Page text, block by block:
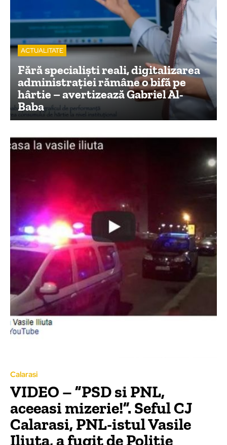
ACTUALITATE
Fără specialiști reali, digitalizarea
administrației rămâne o bifă pe
hârtie – avertizează Gabriel Al-
Baba
Calarasi
VIDEO – ”PSD si PNL,
aceeasi mizerie!”. Seful CJ
Calarasi, PNL-istul Vasile
Iliuta, a fugit de Politie